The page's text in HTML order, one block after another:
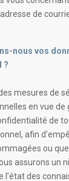
de
nous vos
?
mesures de
en vue de
de
afin
ou
assurons un
des